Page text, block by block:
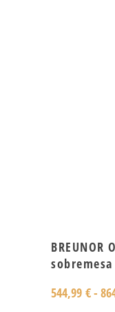
sobremesa
544,99 €-